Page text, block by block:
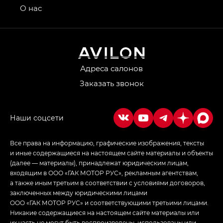
привод — GB AWD, Джи Эль Полный привод —
Джи Ти — GT, Джи Икс — GX,
Джи Икс ПРЕМИУМ — GX PREMIUM, ЛАУНЖ —
Empow — Эмпау (Empow) в комплектации
в спортивном стиле — GL(S-Style)
Адреса салонов
Заказать звонок
О нас
Все права на информацию, графические изображения, тексты
и иные содержащиеся на настоящем сайте материалы и объекты
(далее — материалы), принадлежат юридическим лицам,
входящим в ООО «ГАК МОТОР РУС», рекламным агентствам,
а также иным третьим в соответствии с условиями договоров,
заключенных между юридическими лицами
ООО «ГАК МОТОР РУС» и соответствующими третьими лицами.
Никакие содержащиеся на настоящем сайте материалы или